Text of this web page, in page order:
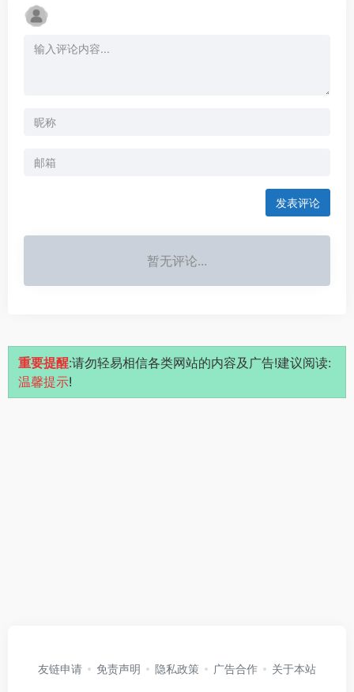
发表评论
暂无评论...
重要提醒:请勿轻易相信各类网站的内容及广告!建议阅读:
温馨提示!
友链申请 免责声明 隐私政策 广告合作 关于本站